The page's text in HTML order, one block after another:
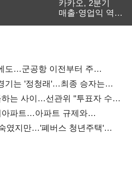
카카오, 2분기
매출·영업익 역대
도…군공항 이전부터 주
기는 '정청래'…최종 승자는
는 사이…선관위 "투표자 수
아파트…아파트 규제와
였지만…'폐버스 청년주택'